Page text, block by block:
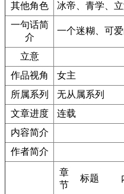
其他角色
冰帝、青学、
一句话简
介
一个迷糊、可
立意
作品视角
女主
所属系列
无从属系列
文章进度
连载
内容简介
作者简介
章
节
标题